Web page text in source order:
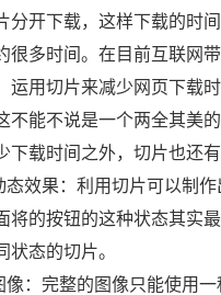
分开下载，这样下载的时
很多时间。在目前互联网
运用切片来减少网页下载
不能不说是一个两全其美的
载时间之外，切片也还有
果：利用切片可以制作
将的按钮的这种状态其实
状态的切片。
完整的图像只能使用一